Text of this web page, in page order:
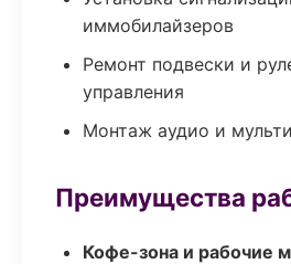
иммобилайзеров
Ремонт подвески и
управления
Монтаж аудио и
Преимущества
Кофе-зона и рабочие